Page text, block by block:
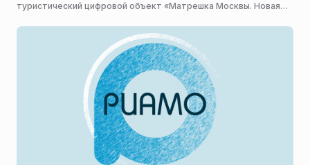
туристический цифровой объект «Матрешка Москвы. Новая
комитета по туризму.